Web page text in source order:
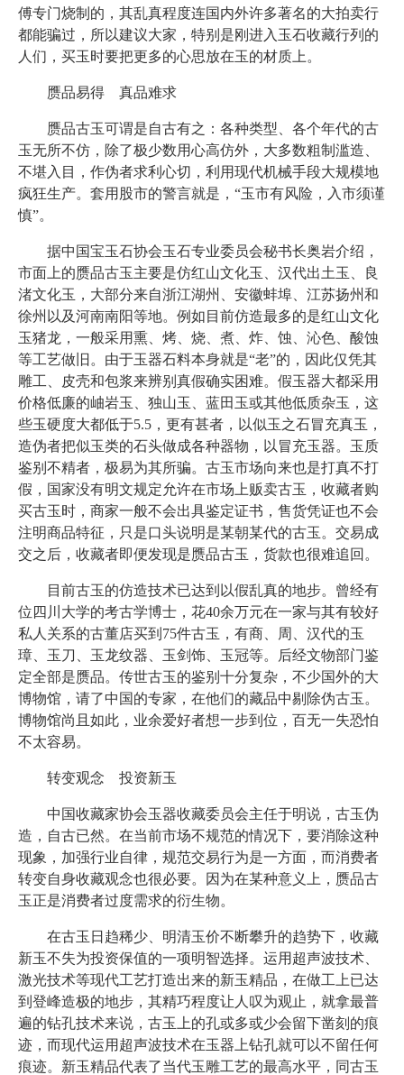
傅专门烧制的，其乱真程度连国内外许多著名的大拍卖行
都能骗过，所以建议大家，特别是刚进入玉石收藏行列的
人们，买玉时要把更多的心思放在玉的材质上。
赝品易得 真品难求
赝品古玉可谓是自古有之：各种类型、各个年代的古
玉无所不仿，除了极少数用心高仿外，大多数粗制滥造、
不堪入目，作伪者求利心切，利用现代机械手段大规模地
疯狂生产。套用股市的警言就是，“玉市有风险，入市须谨
慎”。
据中国宝玉石协会玉石专业委员会秘书长奥岩介绍，
市面上的赝品古玉主要是仿红山文化玉、汉代出土玉、良
渚文化玉，大部分来自浙江湖州、安徽蚌埠、江苏扬州和
徐州以及河南南阳等地。例如目前仿造最多的是红山文化
玉猪龙，一般采用熏、烤、烧、煮、炸、蚀、沁色、酸蚀
等工艺做旧。由于玉器石料本身就是“老”的，因此仅凭其
雕工、皮壳和包浆来辨别真假确实困难。假玉器大都采用
价格低廉的岫岩玉、独山玉、蓝田玉或其他低质杂玉，这
些玉硬度大都低于5.5，更有甚者，以似玉之石冒充真玉，
造伪者把似玉类的石头做成各种器物，以冒充玉器。玉质
鉴别不精者，极易为其所骗。古玉市场向来也是打真不打
假，国家没有明文规定允许在市场上贩卖古玉，收藏者购
买古玉时，商家一般不会出具鉴定证书，售货凭证也不会
注明商品特征，只是口头说明是某朝某代的古玉。交易成
交之后，收藏者即便发现是赝品古玉，货款也很难追回。
目前古玉的仿造技术已达到以假乱真的地步。曾经有
位四川大学的考古学博士，花40余万元在一家与其有较好
私人关系的古董店买到75件古玉，有商、周、汉代的玉
璋、玉刀、玉龙纹器、玉剑饰、玉冠等。后经文物部门鉴
定全部是赝品。传世古玉的鉴别十分复杂，不少国外的大
博物馆，请了中国的专家，在他们的藏品中剔除伪古玉。
博物馆尚且如此，业余爱好者想一步到位，百无一失恐怕
不太容易。
转变观念 投资新玉
中国收藏家协会玉器收藏委员会主任于明说，古玉伪
造，自古已然。在当前市场不规范的情况下，要消除这种
现象，加强行业自律，规范交易行为是一方面，而消费者
转变自身收藏观念也很必要。因为在某种意义上，赝品古
玉正是消费者过度需求的衍生物。
在古玉日趋稀少、明清玉价不断攀升的趋势下，收藏
新玉不失为投资保值的一项明智选择。运用超声波技术、
激光技术等现代工艺打造出来的新玉精品，在做工上已达
到登峰造极的地步，其精巧程度让人叹为观止，就拿最普
遍的钻孔技术来说，古玉上的孔或多或少会留下凿刻的痕
迹，而现代运用超声波技术在玉器上钻孔就可以不留任何
痕迹。新玉精品代表了当代玉雕工艺的最高水平，同古玉